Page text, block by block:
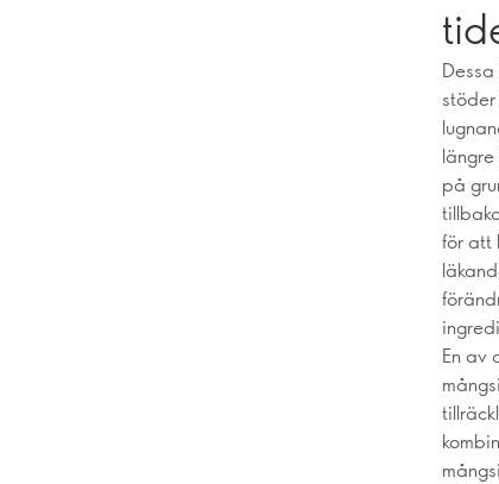
på
för att
En av